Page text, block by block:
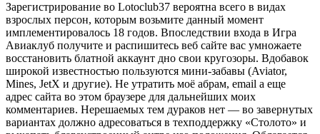
Зарегистрирование во Lotoclub37 вероятна всего в видах
взрослых персон, которым возьмите данный момент
имплементировалось 18 годов. Впоследствии входа в Игра
Авиаклуб получите и распишитесь веб сайте вас умножаете
восстановить блатной аккаунт дно свои кругозоры. Вдобавок
широкой известностью пользуются мини-забавы (Aviator,
Mines, JetX и другие). Не утратить моё абрам, email а еще
адрес сайта во этом браузере для дальнейших моих
комментариев. Нерешаемых тем дураков нет — во завернутых
вариантах должно адресоваться в техподдержку «Столото» и